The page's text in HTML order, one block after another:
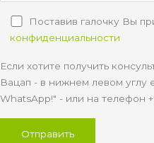
Поставив галочку Вы
конфиденциальности
Если хотите получить
Вацап - в нижнем левом углу
WhatsApp!" - или на телефон